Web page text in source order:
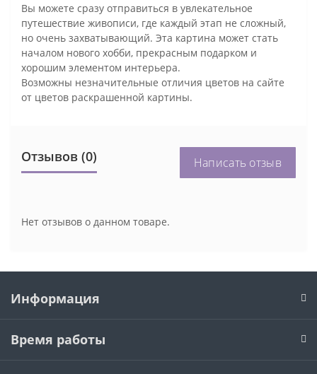
Вы можете сразу отправиться в увлекательное
путешествие живописи, где каждый этап не сложный,
но очень захватывающий. Эта картина может стать
началом нового хобби, прекрасным подарком и
хорошим элементом интерьера.
Возможны незначительные отличия цветов на сайте
от цветов раскрашенной картины.
Отзывов (0) Написать отзыв
Нет отзывов о данном товаре.
Информация
Время работы